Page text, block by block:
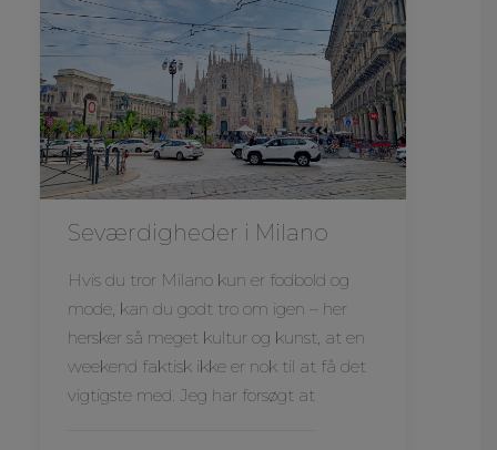
Seværdigheder i Milano
Hvis du tror Milano kun er fodbold og
mode, kan du godt tro om igen – her
hersker så meget kultur og kunst, at en
weekend faktisk ikke er nok til at få det
vigtigste med. Jeg har forsøgt at